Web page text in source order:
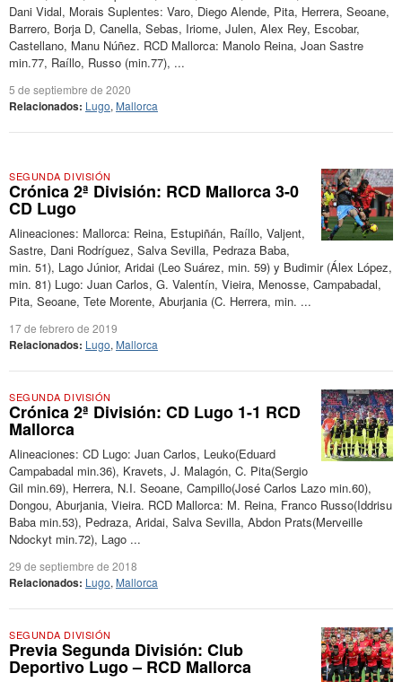
Dani Vidal, Morais Suplentes: Varo, Diego Alende, Pita, Herrera, Seoane,
Barrero, Borja D, Canella, Sebas, Iriome, Julen, Alex Rey, Escobar,
Castellano, Manu Núñez. RCD Mallorca: Manolo Reina, Joan Sastre
min.77, Raíllo, Russo (min.77), ...
5 de septiembre de 2020
Relacionados: Lugo, Mallorca
SEGUNDA DIVISIÓN
Crónica 2ª División: RCD Mallorca 3-0
CD Lugo
Alineaciones: Mallorca: Reina, Estupiñán, Raíllo, Valjent,
Sastre, Dani Rodríguez, Salva Sevilla, Pedraza Baba,
min. 51), Lago Júnior, Aridai (Leo Suárez, min. 59) y Budimir (Álex López,
min. 81) Lugo: Juan Carlos, G. Valentín, Vieira, Menosse, Campabadal,
Pita, Seoane, Tete Morente, Aburjania (C. Herrera, min. ...
17 de febrero de 2019
Relacionados: Lugo, Mallorca
SEGUNDA DIVISIÓN
Crónica 2ª División: CD Lugo 1-1 RCD
Mallorca
Alineaciones: CD Lugo: Juan Carlos, Leuko(Eduard
Campabadal min.36), Kravets, J. Malagón, C. Pita(Sergio
Gil min.69), Herrera, N.I. Seoane, Campillo(José Carlos Lazo min.60),
Dongou, Aburjania, Vieira. RCD Mallorca: M. Reina, Franco Russo(Iddrisu
Baba min.53), Pedraza, Aridai, Salva Sevilla, Abdon Prats(Merveille
Ndockyt min.72), Lago ...
29 de septiembre de 2018
Relacionados: Lugo, Mallorca
SEGUNDA DIVISIÓN
Previa Segunda División: Club
Deportivo Lugo – RCD Mallorca